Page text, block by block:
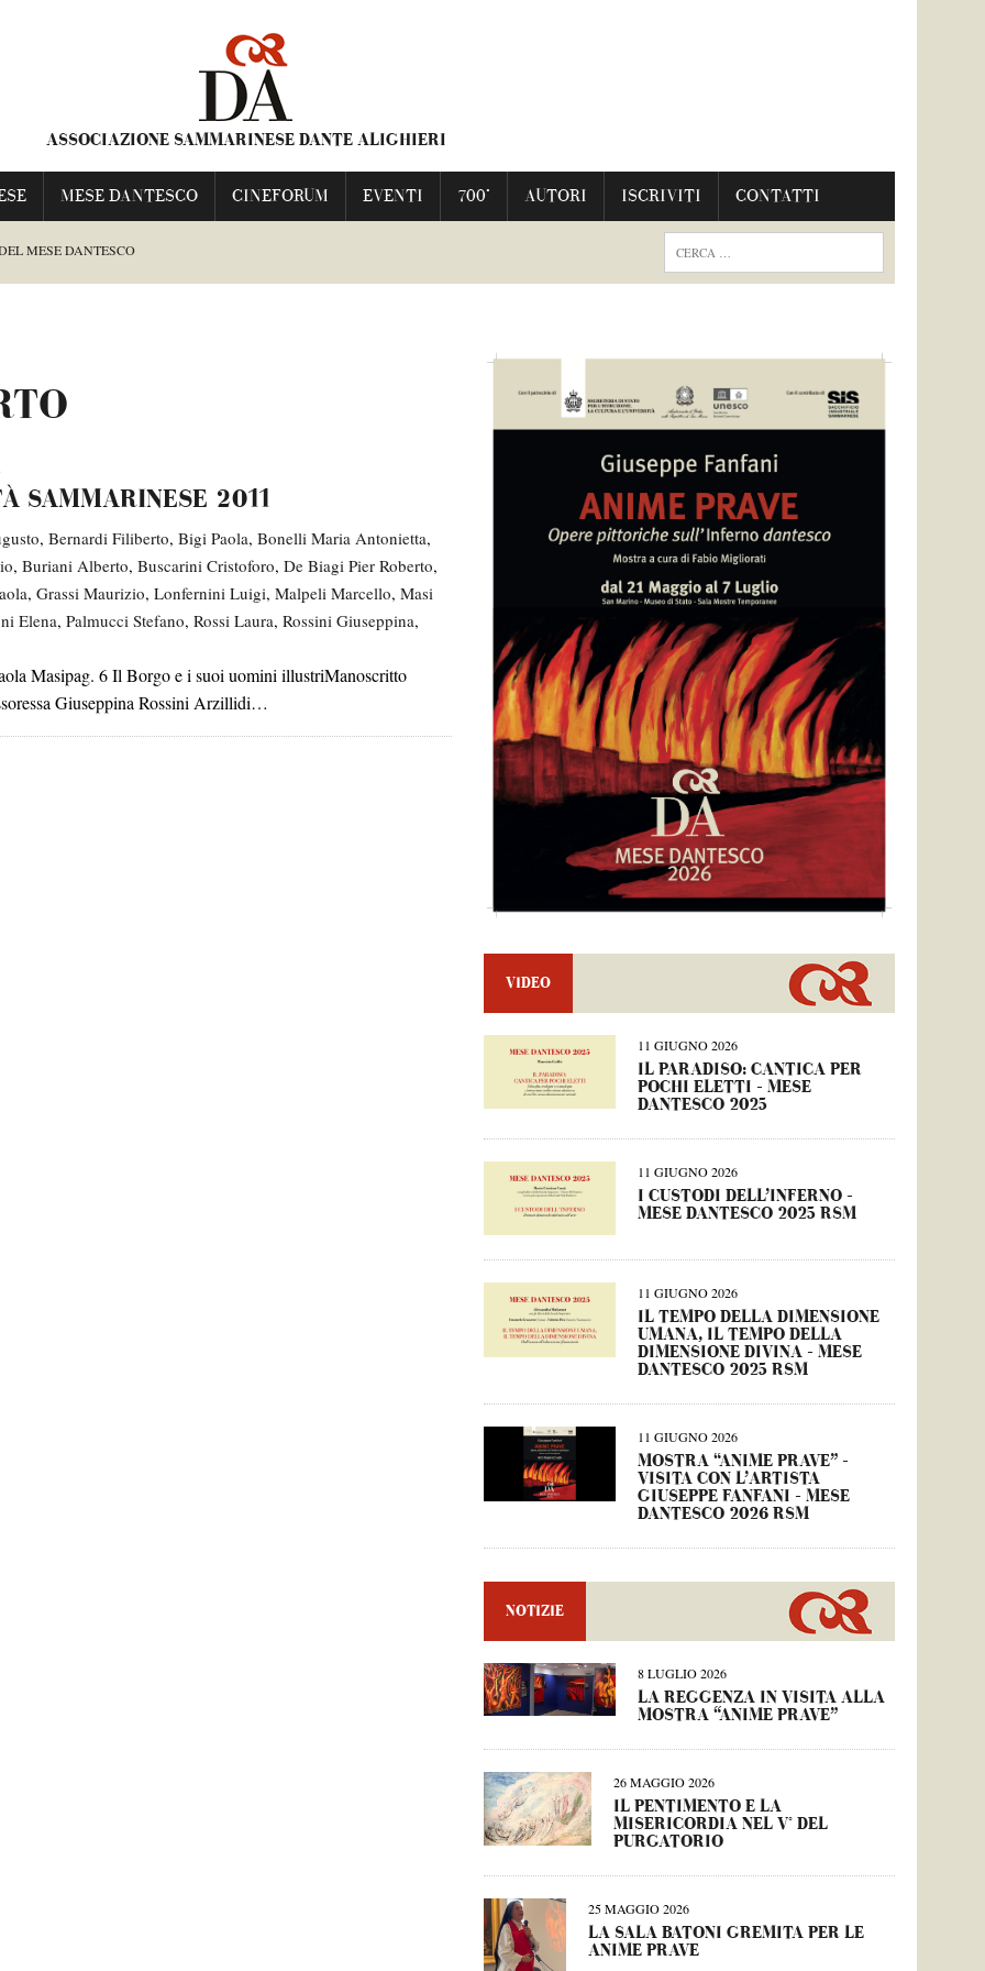
ASSOCIAZIONE SAMMARINESE DANTE ALIGHIERI
MESE DANTESCO CINEFORUM EVENTI 700° AUTORI ISCRIVITI CONTATTI
MESE DANTESCO
FRANCESCA
PRAVE”
DANTESCO 2025
2025 RSM
DELLA DIMENSIONE DIVINA – MESE DANTESCO 2025 RSM
GIUSEPPE FANFANI – MESE DANTESCO 2026 RSM
SAMMARINESE 2011
, Bernardi Filiberto, Bigi Paola, Bonelli Maria Antonietta,
, Buriani Alberto, Buscarini Cristoforo, De Biagi Pier Roberto,
, Grassi Maurizio, Lonfernini Luigi, Malpeli Marcello, Masi
Elena, Palmucci Stefano, Rossi Laura, Rossini Giuseppina,
Masipag. 6 Il Borgo e i suoi uomini illustriManoscritto
Giuseppina Rossini Arzillidi…
VIDEO
11 GIUGNO 2026
IL PARADISO: CANTICA PER
POCHI ELETTI – MESE
DANTESCO 2025
11 GIUGNO 2026
I CUSTODI DELL’INFERNO –
MESE DANTESCO 2025 RSM
11 GIUGNO 2026
IL TEMPO DELLA DIMENSIONE
UMANA, IL TEMPO DELLA
DIMENSIONE DIVINA – MESE
DANTESCO 2025 RSM
11 GIUGNO 2026
MOSTRA “ANIME PRAVE” –
VISITA CON L’ARTISTA
GIUSEPPE FANFANI – MESE
DANTESCO 2026 RSM
NOTIZIE
8 LUGLIO 2026
LA REGGENZA IN VISITA ALLA
MOSTRA “ANIME PRAVE”
26 MAGGIO 2026
IL PENTIMENTO E LA
MISERICORDIA NEL V° DEL
PURGATORIO
25 MAGGIO 2026
LA SALA BATONI GREMITA PER LE
ANIME PRAVE